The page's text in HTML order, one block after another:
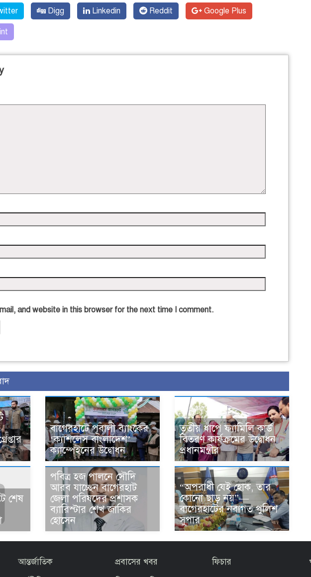
Digg Linkedin Reddit Google Plus
and website in this browser for the next time I comment.
বাগেরহাটে পূবালী ব্যাংকের
‘ক্যাশলেস বাংলাদেশ’
ক্যাম্পেইনের উদ্বোধন
তৃতীয় ধাপে ফ্যামিলি কার্ড
বিতরণ কার্যক্রমের উদ্বোধন
প্রধানমন্ত্রীর
শেষ
পবিত্র হজ পালনে সৌদি
আরব যাচ্ছেন বাগেরহাট
জেলা পরিষদের প্রশাসক
ব্যারিস্টার শেখ জাকির
হোসেন
“অপরাধী যেই হোক, তার
কোনো ছাড় নয়”—
বাগেরহাটের নবাগত পুলিশ
সুপার
আন্তর্জাতিক
প্রবাসের খবর
ফিচার